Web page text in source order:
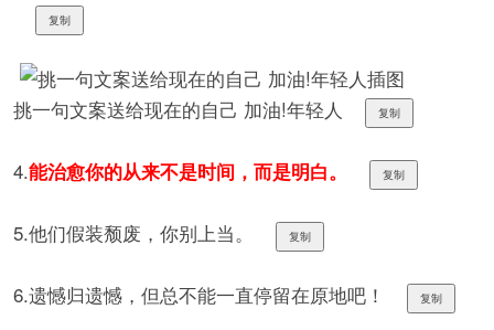
复制
挑一句文案送给现在的自己 加油!年轻人 复制
4.能治愈你的从来不是时间，而是明白。 复制
5.他们假装颓废，你别上当。 复制
6.遗憾归遗憾，但总不能一直停留在原地吧！ 复制